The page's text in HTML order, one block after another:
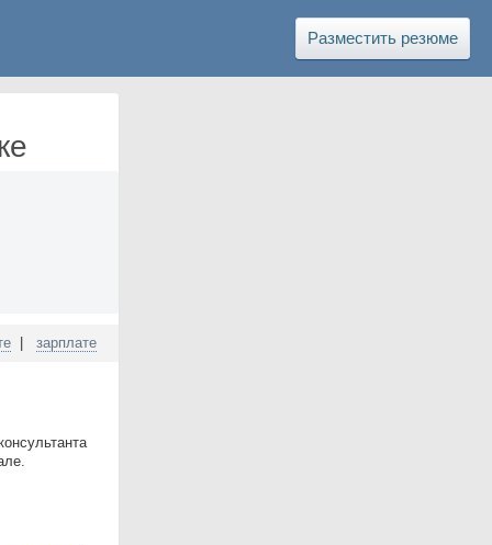
Разместить резюме
зарплате